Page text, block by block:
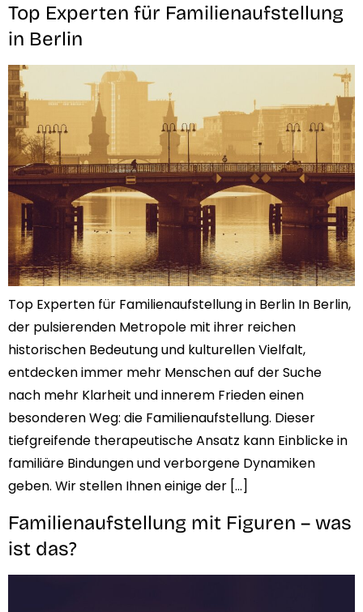
Top Experten für Familienaufstellung
in Berlin
Top Experten für Familienaufstellung in Berlin In Berlin,
der pulsierenden Metropole mit ihrer reichen
historischen Bedeutung und kulturellen Vielfalt,
entdecken immer mehr Menschen auf der Suche
nach mehr Klarheit und innerem Frieden einen
besonderen Weg: die Familienaufstellung. Dieser
tiefgreifende therapeutische Ansatz kann Einblicke in
familiäre Bindungen und verborgene Dynamiken
geben. Wir stellen Ihnen einige der […]
Familienaufstellung mit Figuren – was
ist das?​